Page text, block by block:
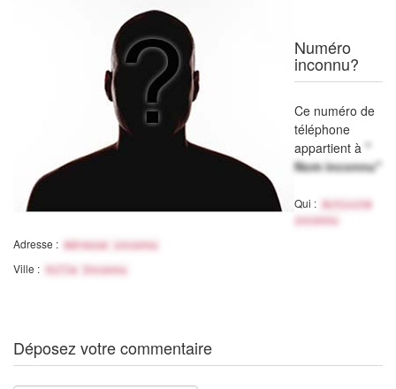
Numéro
inconnu?
Ce numéro de
téléphone
appartient à "
Nom inconnu"
Qui :
Activité
inconnu
Adresse : Adresse inconnu
Ville : Ville Inconnu
Déposez votre commentaire